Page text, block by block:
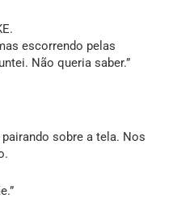
escorrendo pelas
Não queria saber.”
sobre a tela. Nos